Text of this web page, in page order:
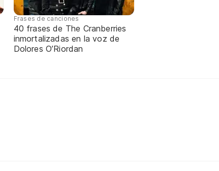
Frases de canciones
40 frases de The Cranberries
inmortalizadas en la voz de
Dolores O’Riordan